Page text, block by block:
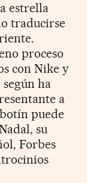
estrella
traducirse
proceso
con Nike y
ha
a
puede
su
Forbes